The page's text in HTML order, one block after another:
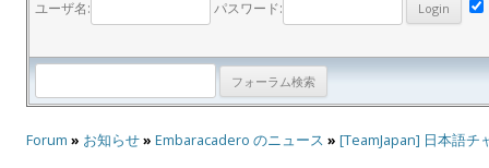
ユーザ名: パスワード:
Forum » お知らせ» Embaracadero のニュース » [TeamJapan] 日本語チ